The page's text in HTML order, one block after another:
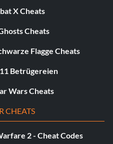
Sie Abdiel.
Besiegen Sie Zophiel.
Besiegen Sie Galgaliel.
Besiege Ezrael.
X Cheats
Cheats
Flagge Cheats
Betrügereien
Wars Cheats
CHEATS
2 - Cheat Codes